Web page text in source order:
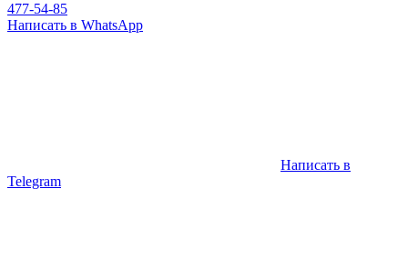
477-54-85
Написать в WhatsApp
Написать в
Telegram